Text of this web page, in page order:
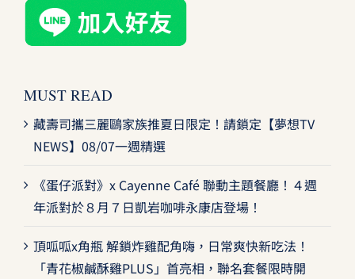
MUST READ
藏壽司攜三麗鷗家族推夏日限定！請鎖定【夢想TV
NEWS】08/07一週精選
《蛋仔派對》x Cayenne Café 聯動主題餐廳！４週
年派對於８月７日凱岩咖啡永康店登場！
頂呱呱x角瓶 解鎖炸雞配角嗨，日常爽快新吃法！
「青花椒鹹酥雞PLUS」首亮相，聯名套餐限時開